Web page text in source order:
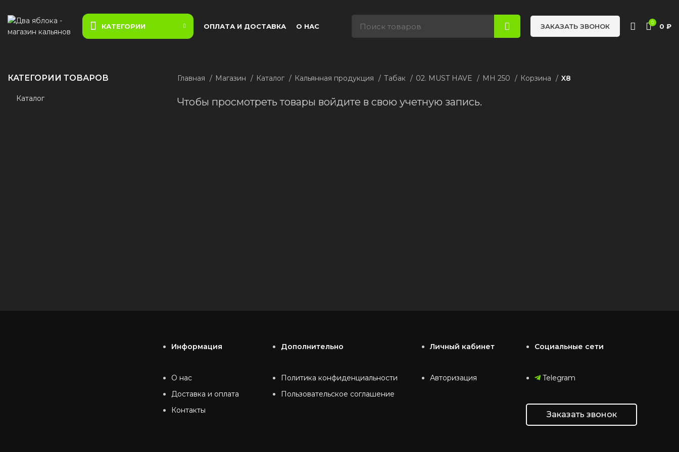
КАТЕГОРИИ ОПЛАТА И ДОСТАВКА О НАС ЗАКАЗАТЬ ЗВОНОК 0 0 ₽
Главная Магазин Каталог Кальянная продукция Табак 02. MUST HAVE MH 250 Корзина X8
Чтобы просмотреть товары войдите в свою учетную запись.
КАТЕГОРИИ ТОВАРОВ
Каталог
Информация
О нас
Доставка и оплата
Контакты
Дополнительно
Политика конфиденциальности
Пользовательское соглашение
Личный кабинет
Авторизация
Социальные сети
Telegram
Заказать звонок